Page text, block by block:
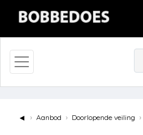
◄ Aanbod Doorlopende veiling